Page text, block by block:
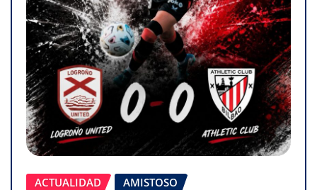
ACTUALIDAD
AMISTOSO